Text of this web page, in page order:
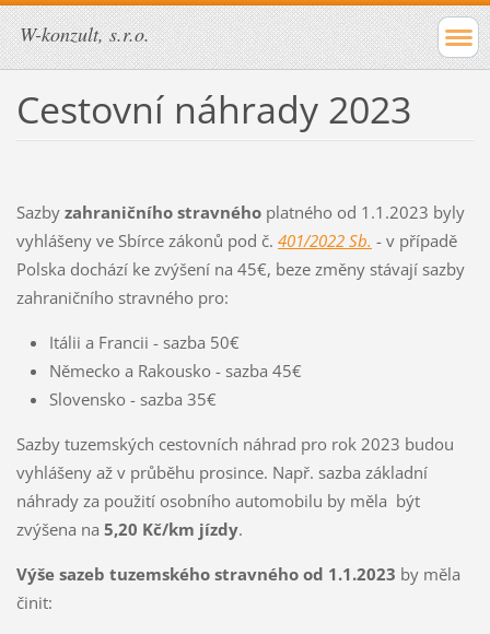
W-konzult, s.r.o.
Cestovní náhrady 2023
Sazby zahraničního stravnéhoplatného od 1.1.2023 byly
vyhlášeny ve Sbírce zákonů pod č. 401/2022 Sb. - v případě
Polska dochází ke zvýšení na 45€, beze změny stávají sazby
zahraničního stravného pro:
Itálii a Francii - sazba 50€
Německo a Rakousko - sazba 45€
Slovensko - sazba 35€
Sazby tuzemských cestovních náhrad pro rok 2023 budou
vyhlášeny až v průběhu prosince. Např. sazba základní
náhrady za použití osobního automobilu by měla být
zvýšena na 5,20 Kč/km jízdy.
Výše sazeb tuzemského stravného od 1.1.2023 by měla
činit: